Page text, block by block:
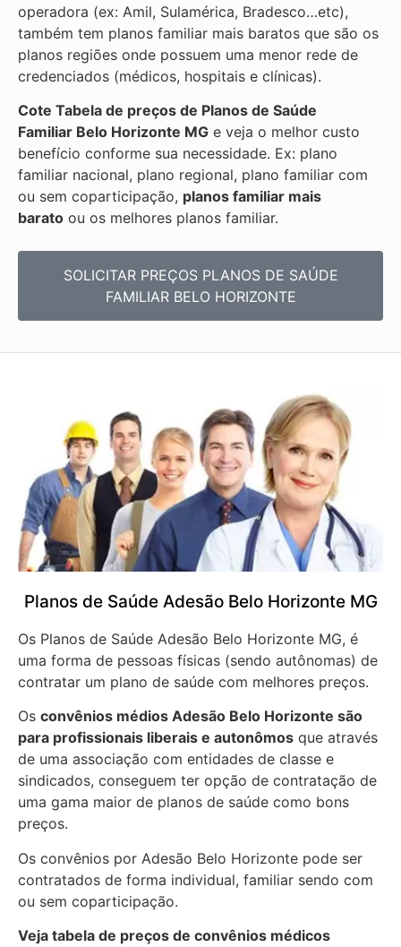
operadora (ex: Amil, Sulamérica, Bradesco…etc),
também tem planos familiar mais baratos que são os
planos regiões onde possuem uma menor rede de
credenciados (médicos, hospitais e clínicas).
Cote Tabela de preços de Planos de Saúde
Familiar Belo Horizonte MG e veja o melhor custo
benefício conforme sua necessidade. Ex: plano
familiar nacional, plano regional, plano familiar com
ou sem coparticipação, planos familiar mais
barato ou os melhores planos familiar.
SOLICITAR PREÇOS PLANOS DE SAÚDE
FAMILIAR BELO HORIZONTE
Planos de Saúde Adesão Belo Horizonte MG
Os Planos de Saúde Adesão Belo Horizonte MG, é
uma forma de pessoas físicas (sendo autônomas) de
contratar um plano de saúde com melhores preços.
Os convênios médios Adesão Belo Horizonte são
para profissionais liberais e autonômos que através
de uma associação com entidades de classe e
sindicados, conseguem ter opção de contratação de
uma gama maior de planos de saúde como bons
preços.
Os convênios por Adesão Belo Horizonte pode ser
contratados de forma individual, familiar sendo com
ou sem coparticipação.
Veja tabela de preços de convênios médicos